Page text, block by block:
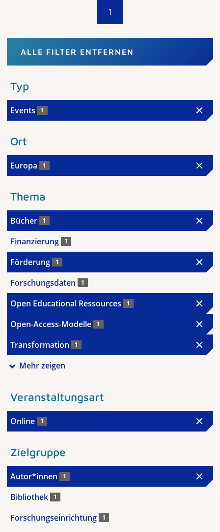
1
ALLE FILTER ENTFERNEN
Typ
Events 1
Ort
Europa 1
Thema
Bücher 1
Finanzierung 1
Förderung 1
Forschungsdaten 1
Open Educational Ressources 1
Open-Access-Modelle 1
Transformation 1
Mehr zeigen
Veranstaltungsart
Online 1
Zielgruppe
Autor*innen 1
Bibliothek 1
Forschungseinrichtung 1